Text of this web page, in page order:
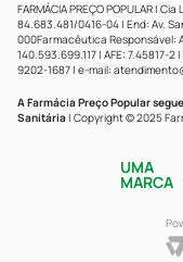
FARMÁCIA PREÇO POPULAR |
84.683.481/0416-04 | End: Av.
000Farmacêutica Responsável:
140.593.699.117 | AFE: 7.45817-
9202-1687 | e-mail:
A Farmácia Preço Popular
Sanitária | Copyright © 2025
UMA
MARCA